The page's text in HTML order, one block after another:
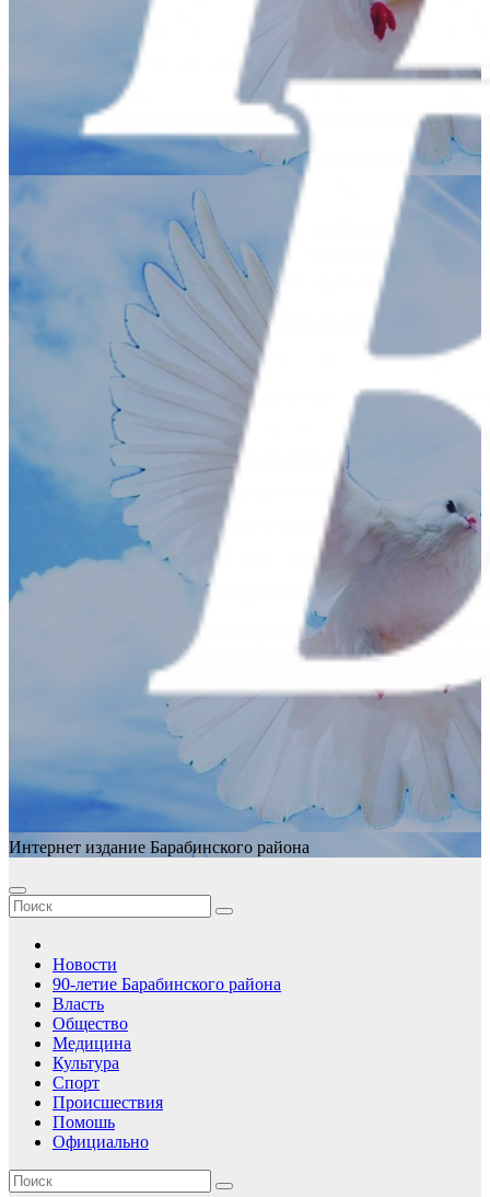
Интернет издание Барабинского района
Новости
90-летие Барабинского района
Власть
Общество
Медицина
Культура
Спорт
Происшествия
Помошь
Официально